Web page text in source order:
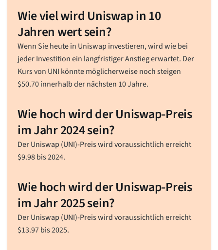
Wie viel wird Uniswap in 10
Jahren wert sein?
Wenn Sie heute in Uniswap investieren, wird wie bei
jeder Investition ein langfristiger Anstieg erwartet. Der
Kurs von UNI könnte möglicherweise noch steigen
$50.70innerhalb der nächsten 10 Jahre.
Wie hoch wird der Uniswap-Preis
im Jahr 2024 sein?
Der Uniswap (UNI)-Preis wird voraussichtlich erreicht
$9.98bis 2024.
Wie hoch wird der Uniswap-Preis
im Jahr 2025 sein?
Der Uniswap (UNI)-Preis wird voraussichtlich erreicht
$13.97bis 2025.